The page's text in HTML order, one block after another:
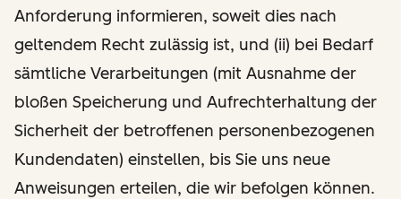
Anforderung informieren, soweit dies nach
geltendem Recht zulässig ist, und (ii) bei Bedarf
sämtliche Verarbeitungen (mit Ausnahme der
bloßen Speicherung und Aufrechterhaltung der
Sicherheit der betroffenen personenbezogenen
Kundendaten) einstellen, bis Sie uns neue
Anweisungen erteilen, die wir befolgen können.